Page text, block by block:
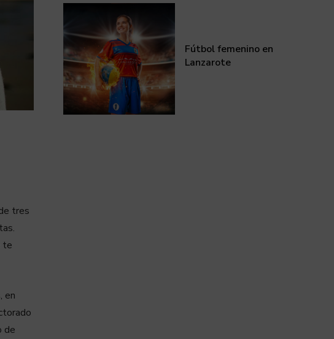
tres
te
en
de
Fútbol femenino en
Lanzarote